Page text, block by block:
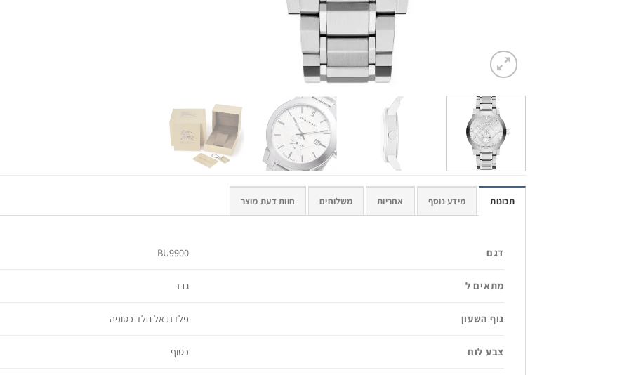
תכונות מידע נוסף אחריות משלוחים חוות דעת מוצר
דגם BU9900
מתאים ל גבר
גוף השעון פלדת אל חלד כסופה
צבע לוח כסוף